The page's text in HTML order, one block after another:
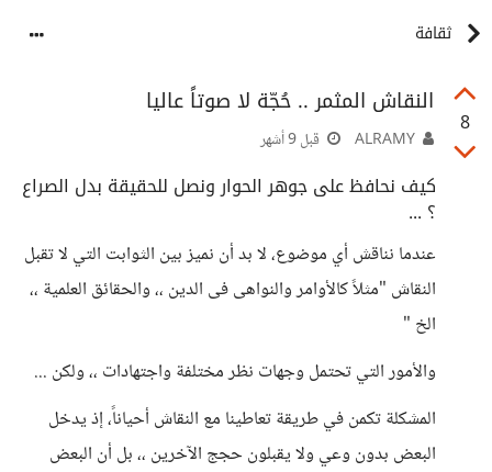
ثقافة
8
النقاش المثمر .. حُجّة لا صوتاً عاليا
قبل 9 أشهر
كيف نحافظ على جوهر الحوار ونصل للحقيقة بدل الصراع
؟ ...
عندما نناقش أي موضوع، لا بد أن نميز بين الثوابت التي لا تقبل
النقاش "مثلاً كالأوامر والنواهى فى الدين ،، والحقائق العلمية ،،
الخ "
والأمور التي تحتمل وجهات نظر مختلفة واجتهادات ،، ولكن ...
المشكلة تكمن في طريقة تعاطينا مع النقاش أحياناً، إذ يدخل
البعض بدون وعي ولا يقبلون حجج الآخرين ،، بل أن البعض